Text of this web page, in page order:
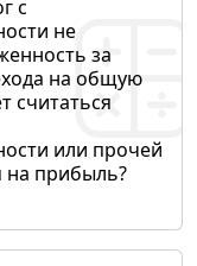
с
не
за
на общую
считаться
или прочей
на прибыль?